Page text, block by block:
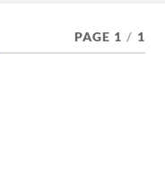
PAGE 1 / 1